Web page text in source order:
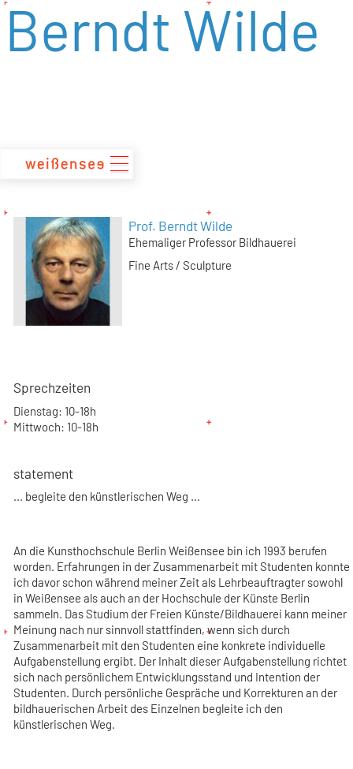
zumBerndt Wilde
Prof. Berndt Wilde
Ehemaliger Professor Bildhauerei
Fine Arts / Sculpture
Sprechzeiten
Dienstag: 10-18h
Mittwoch: 10-18h
statement
... begleite den künstlerischen Weg ...
An die Kunsthochschule Berlin Weißensee bin ich 1993 berufen
worden. Erfahrungen in der Zusammenarbeit mit Studenten konnte
ich davor schon während meiner Zeit als Lehrbeauftragter sowohl
in Weißensee als auch an der Hochschule der Künste Berlin
sammeln. Das Studium der Freien Künste/Bildhauerei kann meiner
Meinung nach nur sinnvoll stattfinden, wenn sich durch
Zusammenarbeit mit den Studenten eine konkrete individuelle
Aufgabenstellung ergibt. Der Inhalt dieser Aufgabenstellung richtet
sich nach persönlichem Entwicklungsstand und Intention der
Studenten. Durch persönliche Gespräche und Korrekturen an der
bildhauerischen Arbeit des Einzelnen begleite ich den
künstlerischen Weg.